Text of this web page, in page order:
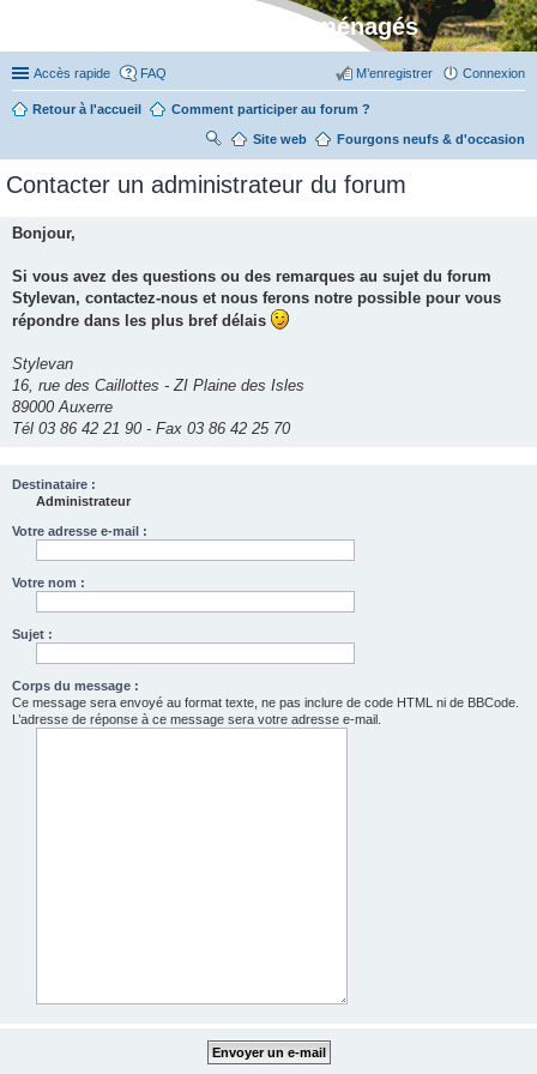
Stylevan - Vans aménagés
Accès rapide FAQ Connexion
M’enregistrer
Retour à l'accueil Comment participer au forum ?
Fourgons neufs & d'occasion
Site web
R
her
Contacter un administrateur du forum
Bonjour,
Si vous avez des questions ou des remarques au sujet du forum
Stylevan, contactez-nous et nous ferons notre possible pour vous
répondre dans les plus bref délais
Stylevan
16, rue des Caillottes - ZI Plaine des Isles
89000 Auxerre
Tél 03 86 42 21 90 - Fax 03 86 42 25 70
Destinataire :
Administrateur
Votre adresse e-mail :
Votre nom :
Sujet :
Corps du message :
Ce message sera envoyé au format texte, ne pas inclure de code HTML ni de BBCode.
L’adresse de réponse à ce message sera votre adresse e-mail.